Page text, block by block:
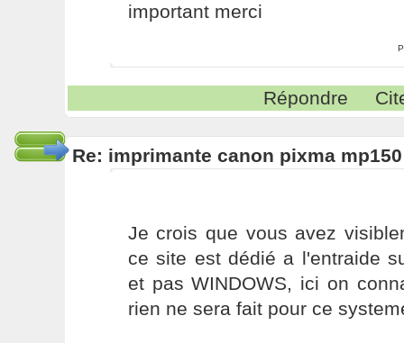
important merci
Répondre
Re: imprimante canon pixma mp150
Je crois que vous avez
ce site est dédié a l'entraide
et pas WINDOWS, ici on
rien ne sera fait pour ce